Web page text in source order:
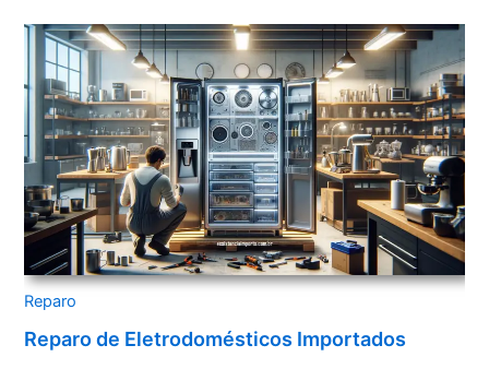
Reparo
Reparo de Eletrodomésticos Importados